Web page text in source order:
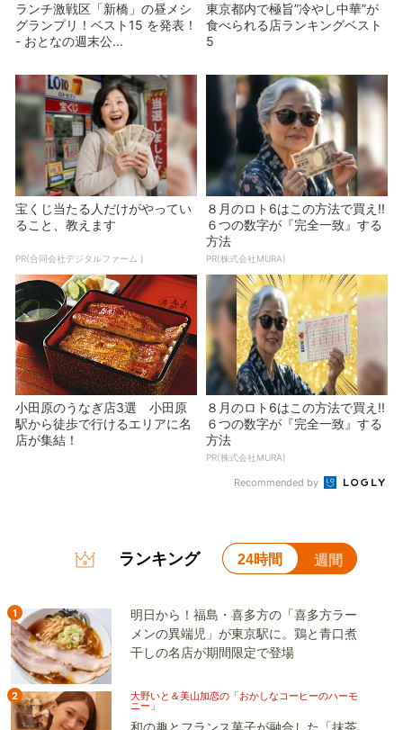
ランチ激戦区「新橋」の昼メシ
グランプリ！ベスト15 を発表！
- おとなの週末公...
東京都内で極旨”冷やし中華”が
食べられる店ランキングベスト
5
宝くじ当たる人だけがやってい
ること、教えます
PR(合同会社デジタルファーム )
８月のロト6はこの方法で買え!!
６つの数字が『完全一致』する
方法
PR(株式会社MURA)
小田原のうなぎ店3選 小田原
駅から徒歩で行けるエリアに名
店が集結！
８月のロト6はこの方法で買え!!
６つの数字が『完全一致』する
方法
PR(株式会社MURA)
Recommended by
ランキング 24時間 週間
1
明日から！福島・喜多方の「喜多方ラー
メンの異端児」が東京駅に。鶏と青口煮
干しの名店が期間限定で登場
2
大野いと＆美山加恋の「おかしなコーヒーのハーモ
ニー」